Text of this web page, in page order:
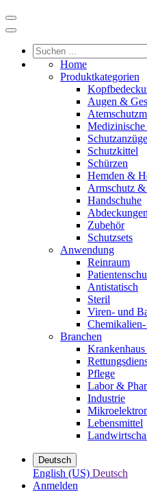
Home
Produktkategorien
Augen &
Medizinische
Schutzanzüge
Schutzkittel
Schürzen
Hemden &
Armschutz
Handschuhe
Abdeckungen
Zubehör
Schutzsets
Anwendung
Reinraum
Antistatisch
Steril
Viren- und
Branchen
Pflege
Labor &
Industrie
Lebensmittel
Deutsch
English (US) Deutsch
Anmelden